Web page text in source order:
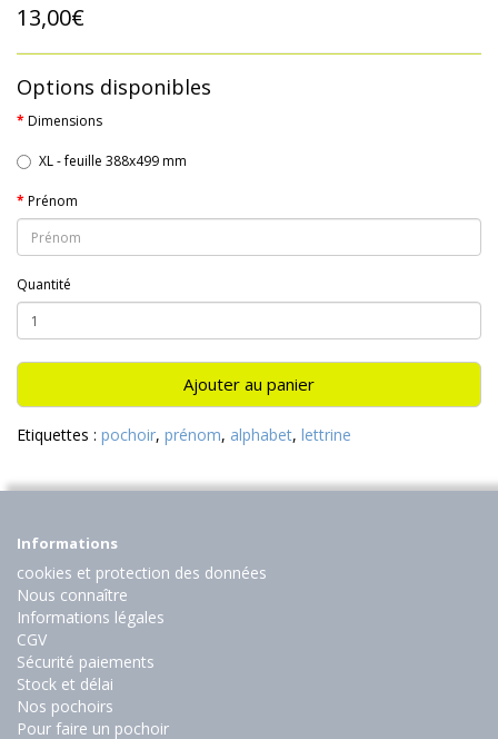
13,00€
Options disponibles
Dimensions
XL - feuille 388x499 mm
Prénom
Quantité
Ajouter au panier
Etiquettes : pochoir, prénom, alphabet, lettrine
Informations
cookies et protection des données
Nous connaître
Informations légales
CGV
Sécurité paiements
Stock et délai
Nos pochoirs
Pour faire un pochoir